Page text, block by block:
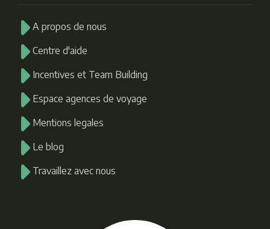
A propos de nous
Centre d'aide
Incentives et Team Building
Espace agences de voyage
Mentions legales
Le blog
Travaillez avec nous